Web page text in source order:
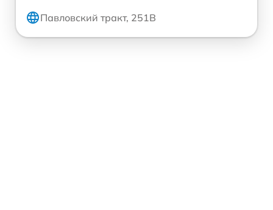
Павловский тракт, 251В